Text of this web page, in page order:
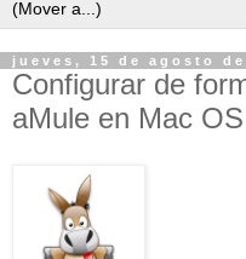
jueves, 15 de agosto de
Configurar de
aMule en Mac